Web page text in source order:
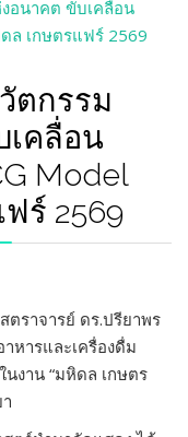
ตกรรม
คลื่อน
Model
ร์ 2569
ตราจารย์ ดร.ปรียาพร
หารและเครื่องดื่ม
งาน “มหิดล เกษตร